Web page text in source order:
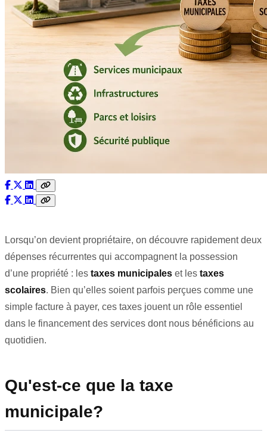
Lorsqu’on devient propriétaire, on découvre rapidement deux
dépenses récurrentes qui accompagnent la possession
d’une propriété : les taxes municipales et les taxes
scolaires. Bien qu’elles soient parfois perçues comme une
simple facture à payer, ces taxes jouent un rôle essentiel
dans le financement des services dont nous bénéficions au
quotidien.
Qu'est-ce que la taxe
municipale?